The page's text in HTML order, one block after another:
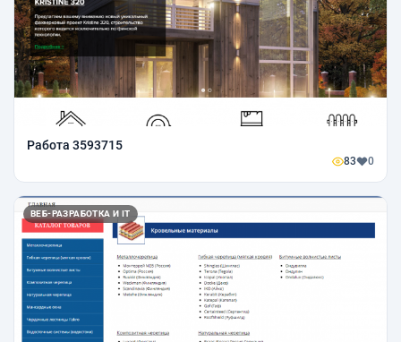
Работа 3593715
83 0
ВЕБ-РАЗРАБОТКА И IT